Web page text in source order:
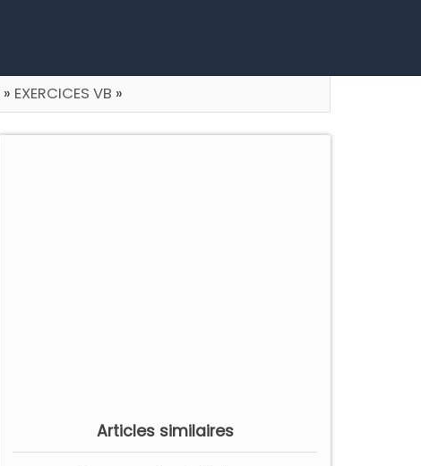
» EXERCICES VB »
Articles similaires